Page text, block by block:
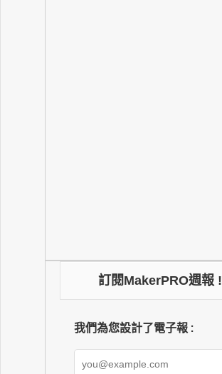
訂閱MakerPRO週報 !
我們為您設計了電子報 :